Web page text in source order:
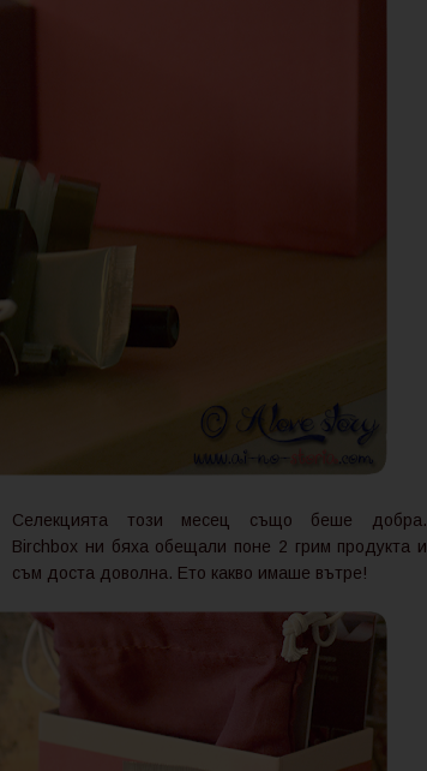
Селекцията този месец също беше добра.
Birchbox ни бяха обещали поне 2 грим продукта и
съм доста доволна. Ето какво имаше вътре!